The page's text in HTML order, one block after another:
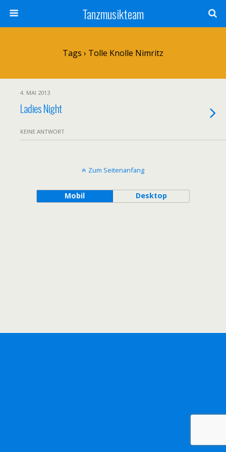
Tanzmusikteam
Tags › Tolle Knolle Nimritz
4. MAI 2013
Ladies Night
KEINE ANTWORT
Zum Seitenanfang
Mobil Desktop